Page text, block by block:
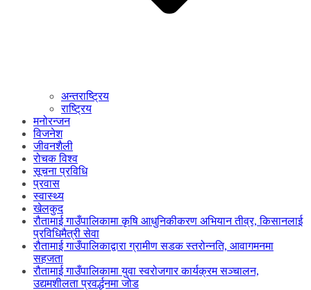
अन्तराष्ट्रिय
राष्ट्रिय
मनोरन्जन
विजनेश
जीवनशैली
रोचक विश्व
सूचना प्रविधि
प्रवास
स्वास्थ्य
खेलकुद
रौतामाई गाउँपालिकामा कृषि आधुनिकीकरण अभियान तीव्र, किसानलाई
प्रविधिमैत्री सेवा
रौतामाई गाउँपालिकाद्वारा ग्रामीण सडक स्तरोन्नति, आवागमनमा
सहजता
रौतामाई गाउँपालिकामा युवा स्वरोजगार कार्यक्रम सञ्चालन,
उद्यमशीलता प्रवर्द्धनमा जोड